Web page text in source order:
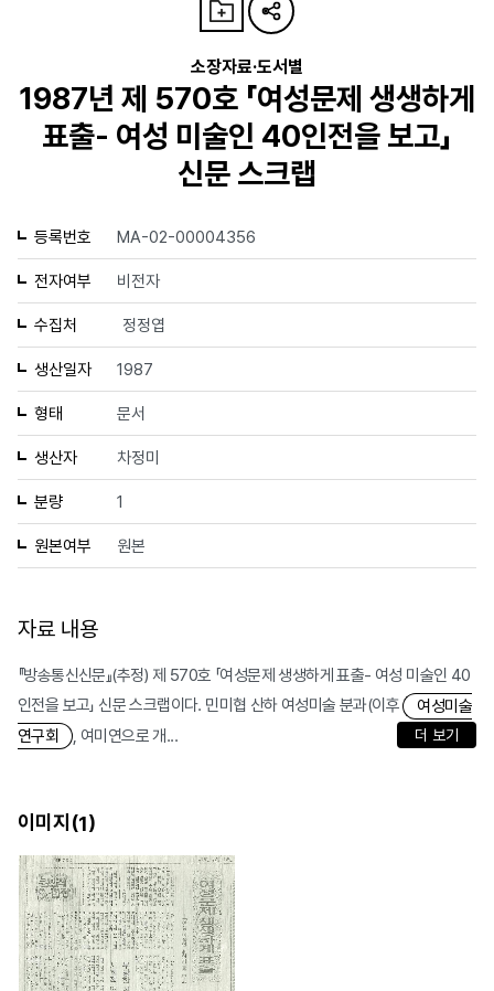
소장자료·도서별
1987년 제 570호 「여성문제 생생하게
표출- 여성 미술인 40인전을 보고」
신문 스크랩
등록번호 MA-02-00004356
전자여부 비전자
수집처 정정엽
생산일자 1987
형태 문서
생산자 차정미
분량 1
원본여부 원본
자료 내용
『방송통신신문』(추정) 제 570호 「여성문제 생생하게 표출- 여성 미술인 40
인전을 보고」 신문 스크랩이다. 민미협 산하 여성미술 분과(이후
여성미술
연구회
, 여미연으로 개... 더 보기
이미지(1)